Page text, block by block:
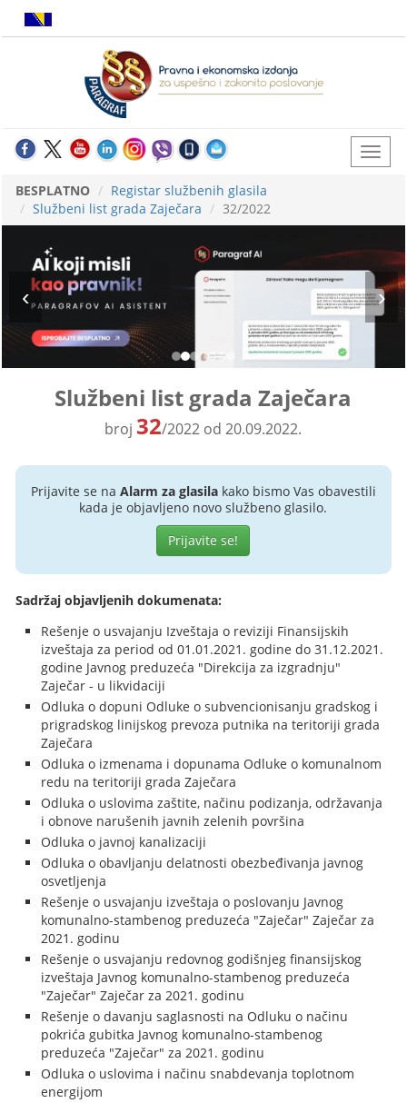
BESPLATNO
Registar službenih glasila
Službeni list grada Zaječara
32/2022
Službeni list grada Zaječara
broj 32/2022 od 20.09.2022.
Prijavite se na Alarm za glasilakako bismo Vas obavestili
kada je objavljeno novo službeno glasilo.
Prijavite se!
Sadržaj objavljenih dokumenata:
Rešenje o usvajanju Izveštaja o reviziji Finansijskih
izveštaja za period od 01.01.2021. godine do 31.12.2021.
godine Javnog preduzeća "Direkcija za izgradnju"
Zaječar - u likvidaciji
Odluka o dopuni Odluke o subvencionisanju gradskog i
prigradskog linijskog prevoza putnika na teritoriji grada
Zaječara
Odluka o izmenama i dopunama Odluke o komunalnom
redu na teritoriji grada Zaječara
Odluka o uslovima zaštite, načinu podizanja, održavanja
i obnove narušenih javnih zelenih površina
Odluka o javnoj kanalizaciji
Odluka o obavljanju delatnosti obezbeđivanja javnog
osvetljenja
Rešenje o usvajanju izveštaja o poslovanju Javnog
komunalno-stambenog preduzeća "Zaječar" Zaječar za
2021. godinu
Rešenje o usvajanju redovnog godišnjeg finansijskog
izveštaja Javnog komunalno-stambenog preduzeća
"Zaječar" Zaječar za 2021. godinu
Rešenje o davanju saglasnosti na Odluku o načinu
pokrića gubitka Javnog komunalno-stambenog
preduzeća "Zaječar" za 2021. godinu
Odluka o uslovima i načinu snabdevanja toplotnom
energijom